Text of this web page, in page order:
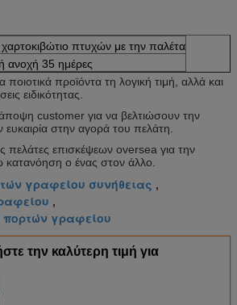
χαρτοκιβώτιο πτυχών με την παλέτα
ανοχή 35 ημέρες
προϊόντα τη λογική τιμή, αλλά και
ειδικότητας.
customer για να βελτιώσουν την
ευκαιρία στην αγορά του πελάτη.
πελάτες επισκέψεων oversea για την
κατανόηση ο ένας στον άλλο.
γραφείου συνήθειας ,
,
πορτών γραφείου
την καλύτερη τιμή για